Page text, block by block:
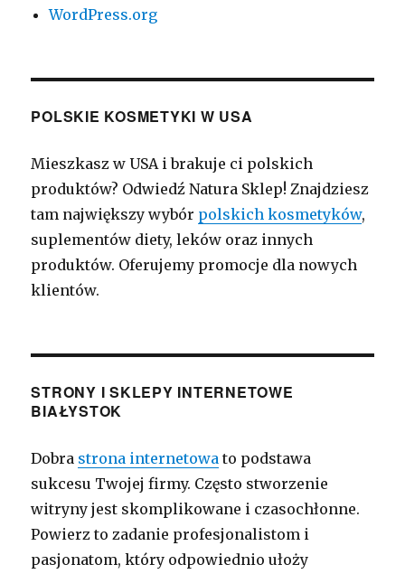
WordPress.org
POLSKIE KOSMETYKI W USA
Mieszkasz w USA i brakuje ci polskich
produktów? Odwiedź Natura Sklep! Znajdziesz
tam największy wybór polskich kosmetyków,
suplementów diety, leków oraz innych
produktów. Oferujemy promocje dla nowych
klientów.
STRONY I SKLEPY INTERNETOWE
BIAŁYSTOK
Dobra strona internetowa to podstawa
sukcesu Twojej firmy. Często stworzenie
witryny jest skomplikowane i czasochłonne.
Powierz to zadanie profesjonalistom i
pasjonatom, który odpowiednio ułoży